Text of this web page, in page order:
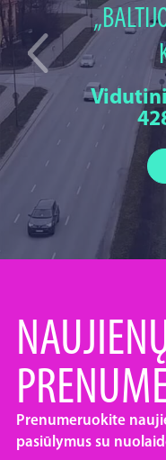
Prenumeruokite
pasiūlymus su